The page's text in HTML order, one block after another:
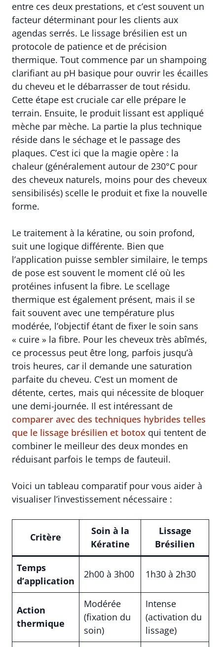
entre ces deux prestations, et c’est souvent un
facteur déterminant pour les clients aux
agendas serrés. Le lissage brésilien est un
protocole de patience et de précision
thermique. Tout commence par un shampoing
clarifiant au pH basique pour ouvrir les écailles
du cheveu et le débarrasser de tout résidu.
Cette étape est cruciale car elle prépare le
terrain. Ensuite, le produit lissant est appliqué
mèche par mèche. La partie la plus technique
réside dans le séchage et le passage des
plaques. C’est ici que la magie opère : la
chaleur (généralement autour de 230°C pour
des cheveux naturels, moins pour des cheveux
sensibilisés) scelle le produit et fixe la nouvelle
forme.
Le traitement à la kératine, ou soin profond,
suit une logique différente. Bien que
l’application puisse sembler similaire, le temps
de pose est souvent le moment clé où les
protéines infusent la fibre. Le scellage
thermique est également présent, mais il se
fait souvent avec une température plus
modérée, l’objectif étant de fixer le soin sans
« cuire » la fibre. Pour les cheveux très abîmés,
ce processus peut être long, parfois jusqu’à
trois heures, car il demande une saturation
parfaite du cheveu. C’est un moment de
détente, certes, mais qui nécessite de bloquer
une demi-journée. Il est intéressant de
comparer avec des techniques hybrides telles
que le lissage brésilien et botox qui tentent de
combiner le meilleur des deux mondes en
réduisant parfois le temps de fauteuil.
Voici un tableau comparatif pour vous aider à
visualiser l’investissement nécessaire :
Critère
Soin à la
Kératine
Lissage
Brésilien
Temps
d’application
2h00 à 3h00 1h30 à 2h30
Action
thermique
Modérée
(fixation du
soin)
Intense
(activation du
lissage)